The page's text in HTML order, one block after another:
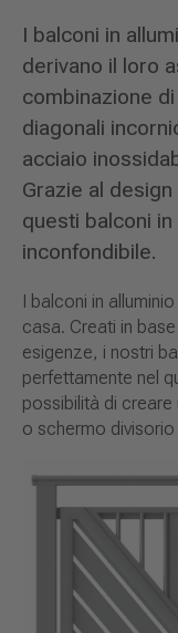
I balconi in
derivano il loro
combinazione
diagonali
acciaio
Grazie al
questi balconi
inconfondibile.
I balconi in
casa. Creati in
esigenze, i nostri
perfettamente nel
possibilità di
o schermo